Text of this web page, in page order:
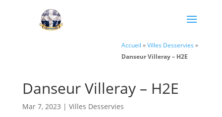
Accueil »Villes Desservies »
Danseur Villeray – H2E
Danseur Villeray – H2E
Mar 7, 2023 | Villes Desservies